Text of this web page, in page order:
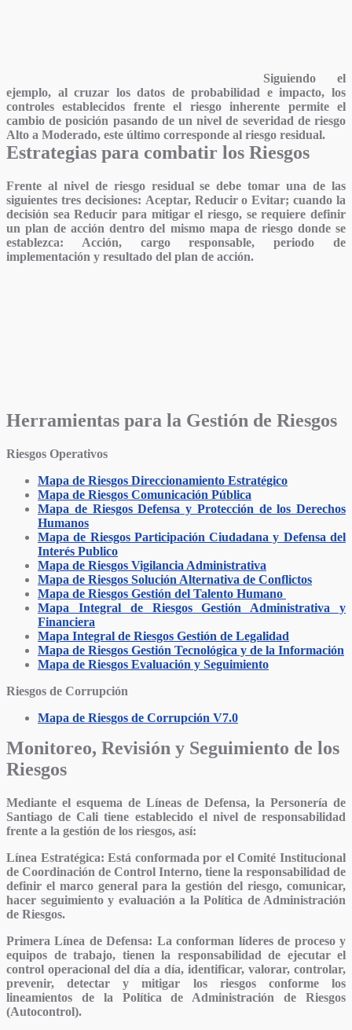
Siguiendo el
ejemplo, al cruzar los datos de probabilidad e impacto, los
controles establecidos frente el riesgo inherente permite el
cambio de posición pasando de un nivel de severidad de riesgo
Alto a Moderado, este último corresponde al riesgo residual.
Estrategias para combatir los Riesgos
Frente al nivel de riesgo residual se debe tomar una de las
siguientes tres decisiones: Aceptar, Reducir o Evitar;cuando la
decisión sea Reducir para mitigar el riesgo, se requiere definir
un plan de acción dentro del mismo mapa de riesgo donde se
establezca: Acción, cargo responsable, periodo de
implementación y resultado del plan de acción.
Herramientas para la Gestión de Riesgos
Riesgos Operativos
Mapa de Riesgos Direccionamiento Estratégico
Mapa de Riesgos Comunicación Pública
Mapa de Riesgos Defensa y Protección de los Derechos
Humanos
Mapa de Riesgos Participación Ciudadana y Defensa del
Interés Publico
Mapa de Riesgos Vigilancia Administrativa
Mapa de Riesgos Solución Alternativa de Conflictos
Mapa de Riesgos Gestión del Talento Humano
Mapa Integral de Riesgos Gestión Administrativa y
Financiera
Mapa Integral de Riesgos Gestión de Legalidad
Mapa de Riesgos Gestión Tecnológica y de la Información
Mapa de Riesgos Evaluación y Seguimiento
Riesgos de Corrupción
Mapa de Riesgos de Corrupción V7.0
Monitoreo, Revisión y Seguimiento de los
Riesgos
Mediante el esquema de Líneas de Defensa, la Personería de
Santiago de Cali tiene establecido el nivel de responsabilidad
frente a la gestión de los riesgos, así:
Línea Estratégica: Está conformada por el Comité Institucional
de Coordinación de Control Interno, tiene la responsabilidad de
definir el marco general para la gestión del riesgo, comunicar,
hacer seguimiento y evaluación a la Política de Administración
de Riesgos.
Primera Línea de Defensa: La conforman líderes de proceso y
equipos de trabajo, tienen la responsabilidad de ejecutar el
control operacional del día a día, identificar, valorar, controlar,
prevenir, detectar y mitigar los riesgos conforme los
lineamientos de la Política de Administración de Riesgos
(Autocontrol).